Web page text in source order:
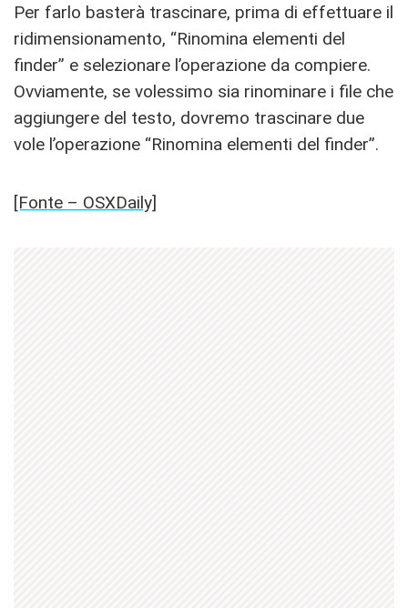
Per farlo basterà trascinare, prima di effettuare il
ridimensionamento, “Rinomina elementi del
finder” e selezionare l’operazione da compiere.
Ovviamente, se volessimo sia rinominare i file che
aggiungere del testo, dovremo trascinare due
vole l’operazione “Rinomina elementi del finder”.
[Fonte – OSXDaily]